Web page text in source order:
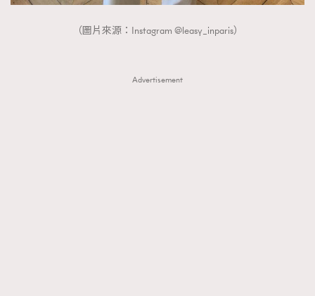
（圖片來源：Instagram @leasy_inparis）
Advertisement